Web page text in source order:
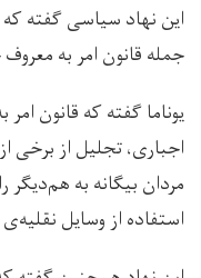
این نهاد سیاسی گفته که
جمله قانون امر به
یوناما گفته که قانون
اجباری، تجليل از برخی
مردان بيگانه به هم‌دیگر
استفاده از وسایل